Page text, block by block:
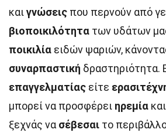
καιγνώσεις που περνούν από
βιοποικιλότητα των υδάτων
ποικιλία ειδών ψαριών,
συναρπαστική δραστηριότητα.
επαγγελματίας είτε
μπορεί να προσφέρει ηρεμία και
ξεχνάς να σέβεσαι το